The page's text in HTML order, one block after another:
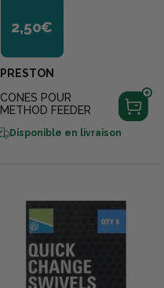
2,50€
PRESTON
CONES POUR
METHOD FEEDER
Disponible en livraison